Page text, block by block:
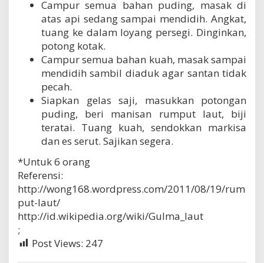
Campur semua bahan puding, masak di
atas api sedang sampai mendidih. Angkat,
tuang ke dalam loyang persegi. Dinginkan,
potong kotak.
Campur semua bahan kuah, masak sampai
mendidih sambil diaduk agar santan tidak
pecah.
Siapkan gelas saji, masukkan potongan
puding, beri manisan rumput laut, biji
teratai. Tuang kuah, sendokkan markisa
dan es serut. Sajikan segera.
*Untuk 6 orang
Referensi:
http://wong168.wordpress.com/2011/08/19/rum
put-laut/
http://id.wikipedia.org/wiki/Gulma_laut
;
Post Views: 247